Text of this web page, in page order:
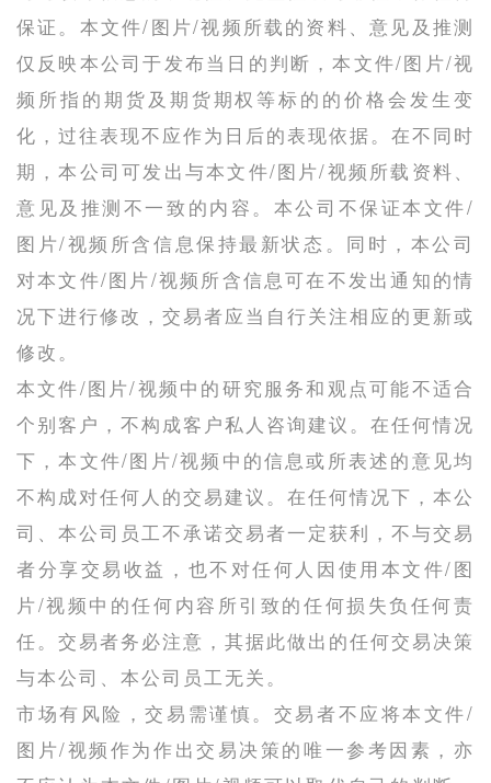
保证。本文件/图片/视频所载的资料、意见及推测
仅反映本公司于发布当日的判断，本文件/图片/视
频所指的期货及期货期权等标的的价格会发生变
化，过往表现不应作为日后的表现依据。在不同时
期，本公司可发出与本文件/图片/视频所载资料、
意见及推测不一致的内容。本公司不保证本文件/
图片/视频所含信息保持最新状态。同时，本公司
对本文件/图片/视频所含信息可在不发出通知的情
况下进行修改，交易者应当自行关注相应的更新或
修改。
本文件/图片/视频中的研究服务和观点可能不适合
个别客户，不构成客户私人咨询建议。在任何情况
下，本文件/图片/视频中的信息或所表述的意见均
不构成对任何人的交易建议。在任何情况下，本公
司、本公司员工不承诺交易者一定获利，不与交易
者分享交易收益，也不对任何人因使用本文件/图
片/视频中的任何内容所引致的任何损失负任何责
任。交易者务必注意，其据此做出的任何交易决策
与本公司、本公司员工无关。
市场有风险，交易需谨慎。交易者不应将本文件/
图片/视频作为作出交易决策的唯一参考因素，亦